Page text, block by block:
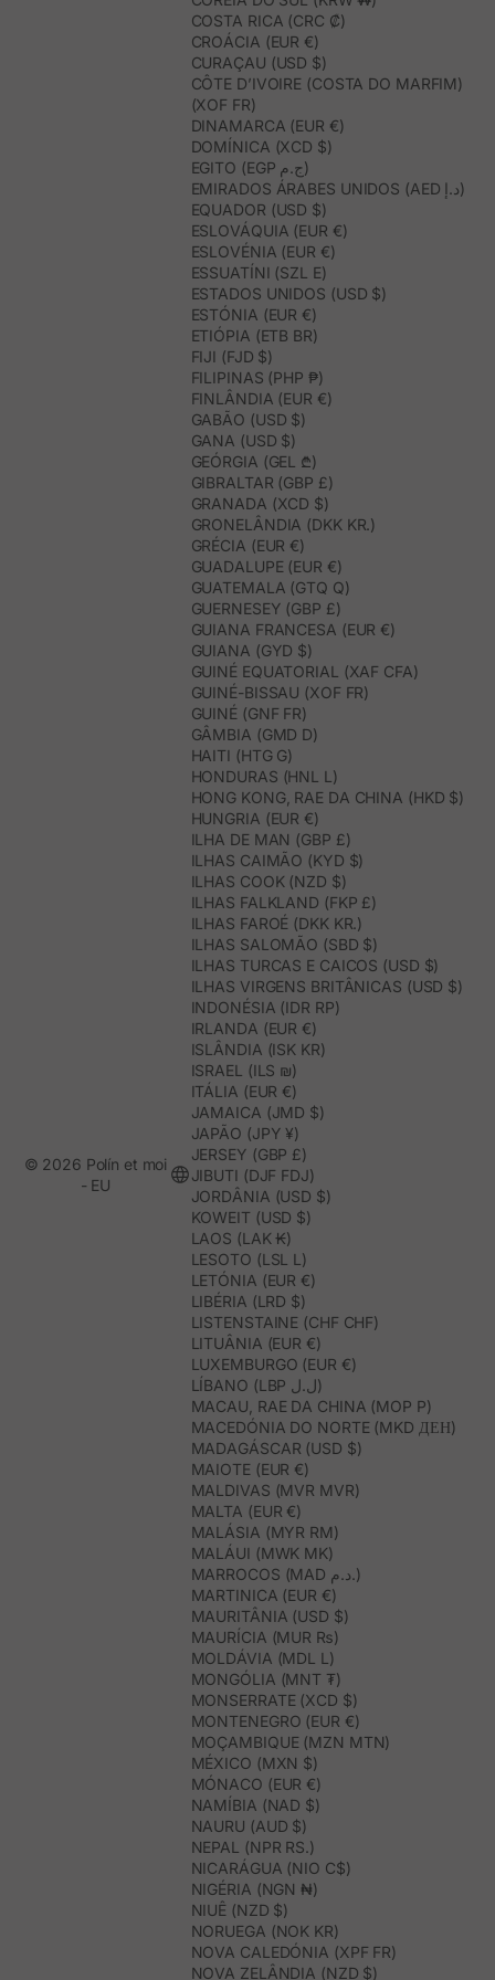
COSTA RICA (CRC ₡)
CROÁCIA (EUR €)
CURAÇAU (USD $)
CÔTE D’IVOIRE (COSTA DO MARFIM)
(XOF FR)
DINAMARCA (EUR €)
DOMÍNICA (XCD $)
EGITO (EGP ج.م)
EMIRADOS ÁRABES UNIDOS (AED د.إ)
EQUADOR (USD $)
ESLOVÁQUIA (EUR €)
ESLOVÉNIA (EUR €)
ESSUATÍNI (SZL E)
ESTADOS UNIDOS (USD $)
ESTÓNIA (EUR €)
ETIÓPIA (ETB BR)
FIJI (FJD $)
FILIPINAS (PHP ₱)
FINLÂNDIA (EUR €)
GABÃO (USD $)
GANA (USD $)
GEÓRGIA (GEL ₾)
GIBRALTAR (GBP £)
GRANADA (XCD $)
GRONELÂNDIA (DKK KR.)
GRÉCIA (EUR €)
GUADALUPE (EUR €)
GUATEMALA (GTQ Q)
GUERNESEY (GBP £)
GUIANA FRANCESA (EUR €)
GUIANA (GYD $)
GUINÉ EQUATORIAL (XAF CFA)
GUINÉ-BISSAU (XOF FR)
GUINÉ (GNF FR)
GÂMBIA (GMD D)
HAITI (HTG G)
HONDURAS (HNL L)
HONG KONG, RAE DA CHINA (HKD $)
HUNGRIA (EUR €)
ILHA DE MAN (GBP £)
ILHAS CAIMÃO (KYD $)
ILHAS COOK (NZD $)
ILHAS FALKLAND (FKP £)
ILHAS FAROÉ (DKK KR.)
ILHAS SALOMÃO (SBD $)
ILHAS TURCAS E CAICOS (USD $)
ILHAS VIRGENS BRITÂNICAS (USD $)
INDONÉSIA (IDR RP)
IRLANDA (EUR €)
ISLÂNDIA (ISK KR)
ISRAEL (ILS ₪)
ITÁLIA (EUR €)
JAMAICA (JMD $)
JAPÃO (JPY ¥)
JERSEY (GBP £)
JIBUTI (DJF FDJ)
JORDÂNIA (USD $)
KOWEIT (USD $)
LAOS (LAK ₭)
LESOTO (LSL L)
LETÓNIA (EUR €)
LIBÉRIA (LRD $)
LISTENSTAINE (CHF CHF)
LITUÂNIA (EUR €)
LUXEMBURGO (EUR €)
LÍBANO (LBP ل.ل)
MACAU, RAE DA CHINA (MOP P)
MACEDÓNIA DO NORTE (MKD ДЕН)
MADAGÁSCAR (USD $)
MAIOTE (EUR €)
MALDIVAS (MVR MVR)
MALTA (EUR €)
MALÁSIA (MYR RM)
MALÁUI (MWK MK)
MARROCOS (MAD د.م.)
MARTINICA (EUR €)
MAURITÂNIA (USD $)
MAURÍCIA (MUR ₨)
MOLDÁVIA (MDL L)
MONGÓLIA (MNT ₮)
MONSERRATE (XCD $)
MONTENEGRO (EUR €)
MOÇAMBIQUE (MZN MTN)
MÉXICO (MXN $)
MÓNACO (EUR €)
NAMÍBIA (NAD $)
NAURU (AUD $)
NEPAL (NPR RS.)
NICARÁGUA (NIO C$)
NIGÉRIA (NGN ₦)
NIUÊ (NZD $)
NORUEGA (NOK KR)
NOVA CALEDÓNIA (XPF FR)
NOVA ZELÂNDIA (NZD $)
© 2026 Polín et moi
- EU